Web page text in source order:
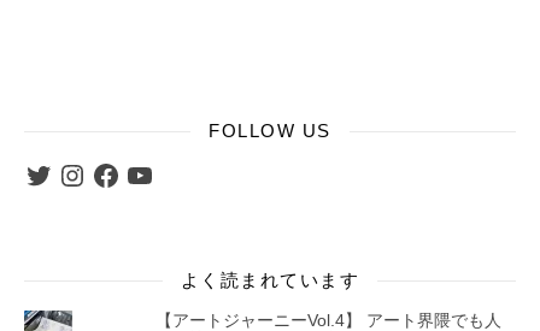
FOLLOW US
TwitterInstagram
FacebookYouTube
よく読まれています
【アートジャーニーVol.4】 アート界隈でも人